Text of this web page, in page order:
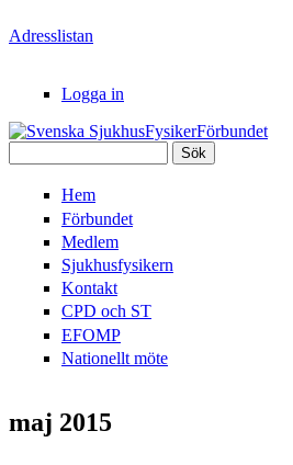
Adresslistan
Logga in
SjukhusFysikerFörbundet
Hem
Förbundet
Medlem
Sjukhusfysikern
Kontakt
CPD och ST
EFOMP
Nationellt möte
maj 2015